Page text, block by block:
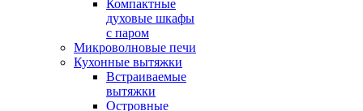
Компактные
духовые шкафы
с паром
Микроволновые печи
Кухонные вытяжки
Встраиваемые
вытяжки
Островные